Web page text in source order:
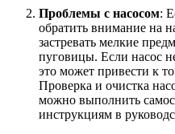
Проблемы с насосом:
обратить внимание на
застревать мелкие
пуговицы. Если насос
это может привести к
Проверка и очистка
можно выполнить
инструкциям в